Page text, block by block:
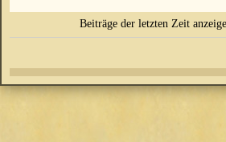
Beiträge der letzten Zeit